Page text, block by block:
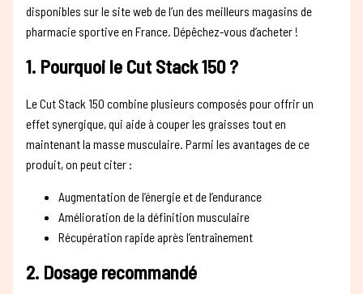
disponibles sur le site web de l’un des meilleurs magasins de
pharmacie sportive en France. Dépêchez-vous d’acheter !
1. Pourquoi le Cut Stack 150 ?
Le Cut Stack 150 combine plusieurs composés pour offrir un
effet synergique, qui aide à couper les graisses tout en
maintenant la masse musculaire. Parmi les avantages de ce
produit, on peut citer :
Augmentation de l’énergie et de l’endurance
Amélioration de la définition musculaire
Récupération rapide après l’entraînement
2. Dosage recommandé